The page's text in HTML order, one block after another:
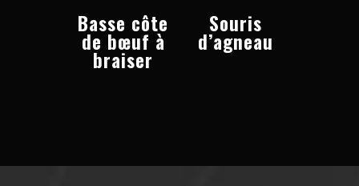
Basse côte
de bœuf à
braiser
Souris
d’agneau